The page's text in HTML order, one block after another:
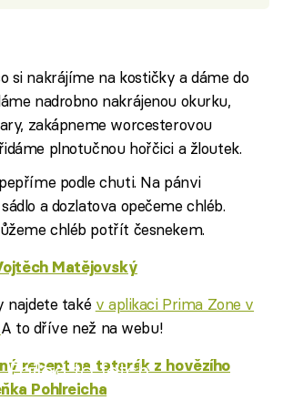
si nakrájíme na kostičky a dáme do
nadrobno nakrájenou okurku,
zakápneme worcesterovou
plnotučnou hořčici a žloutek.
podle chuti. Na pánvi
a dozlatova opečeme chléb.
chléb potřít česnekem.
Matějovský
najdete také v aplikaci Prima Zone v
A to dříve než na webu!
Failed to fetch
recept na tatarák z hovězího
Pohlreicha